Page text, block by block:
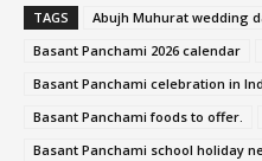
TAGS
Abujh Muhurat wedding
Basant Panchami 2026 calendar
Basant Panchami celebration in
Basant Panchami foods to offer.
Basant Panchami school holiday